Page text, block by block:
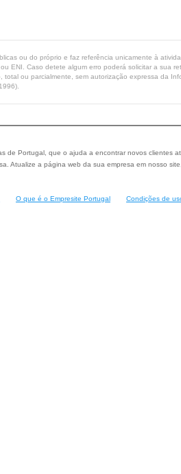
ou do próprio e faz referência unicamente à
ENI. Caso detete algum erro poderá solicitar a sua
ou parcialmente, sem autorização expressa da
de Portugal, que o ajuda a encontrar novos clientes
Atualize a página web da sua empresa em nosso
O que é o Empresite Portugal Condições de